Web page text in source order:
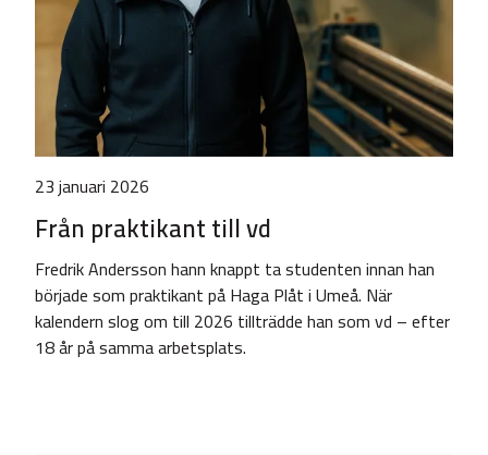
23 januari 2026
Från praktikant till vd
Fredrik Andersson hann knappt ta studenten innan han
började som praktikant på Haga Plåt i Umeå. När
kalendern slog om till 2026 tillträdde han som vd – efter
18 år på samma arbetsplats.